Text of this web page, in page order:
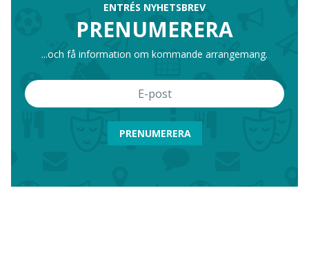
ENTRÉS NYHETSBREV
PRENUMERERA
...och få information om kommande arrangemang.
PRENUMERERA